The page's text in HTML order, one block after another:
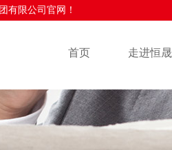
有限公司官网！
首页 走进恒晟